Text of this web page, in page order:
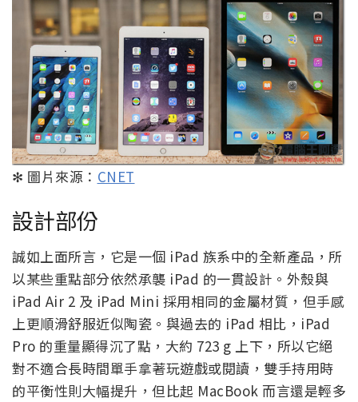
✻ 圖片來源： CNET
設計部份
誠如上面所言，它是一個 iPad 族系中的全新產品，所
以某些重點部分依然承襲 iPad 的一貫設計。外殼與
iPad Air 2 及 iPad Mini 採用相同的金屬材質，但手感
上更順滑舒服近似陶瓷。與過去的 iPad 相比，iPad
Pro 的重量顯得沉了點，大約 723 g 上下，所以它絕
對不適合長時間單手拿著玩遊戲或閱讀，雙手持用時
的平衡性則大幅提升，但比起 MacBook 而言還是輕多